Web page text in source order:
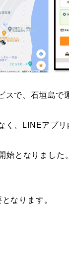
スで、石垣島
、LINEアプ
となりまし
なります。